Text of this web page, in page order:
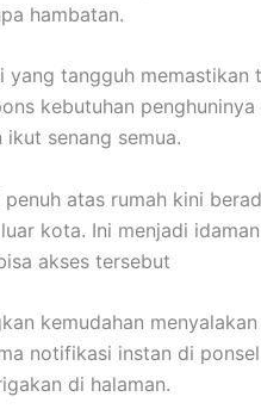
hambatan.
yang tangguh
kebutuhan
ikut senang semua.
penuh atas rumah kini
kota. Ini menjadi
akses tersebut
kemudahan
notifikasi instan di
di halaman.